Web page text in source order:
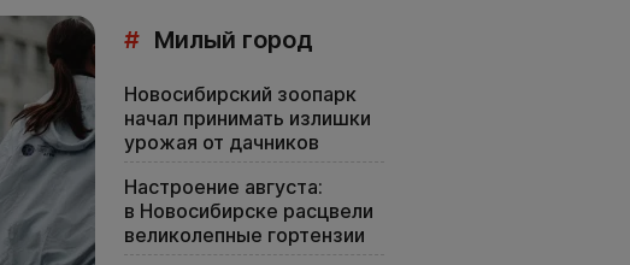
# Милый город
Новосибирский зоопарк
начал принимать излишки
урожая от дачников
Настроение августа:
в Новосибирске расцвели
великолепные гортензии